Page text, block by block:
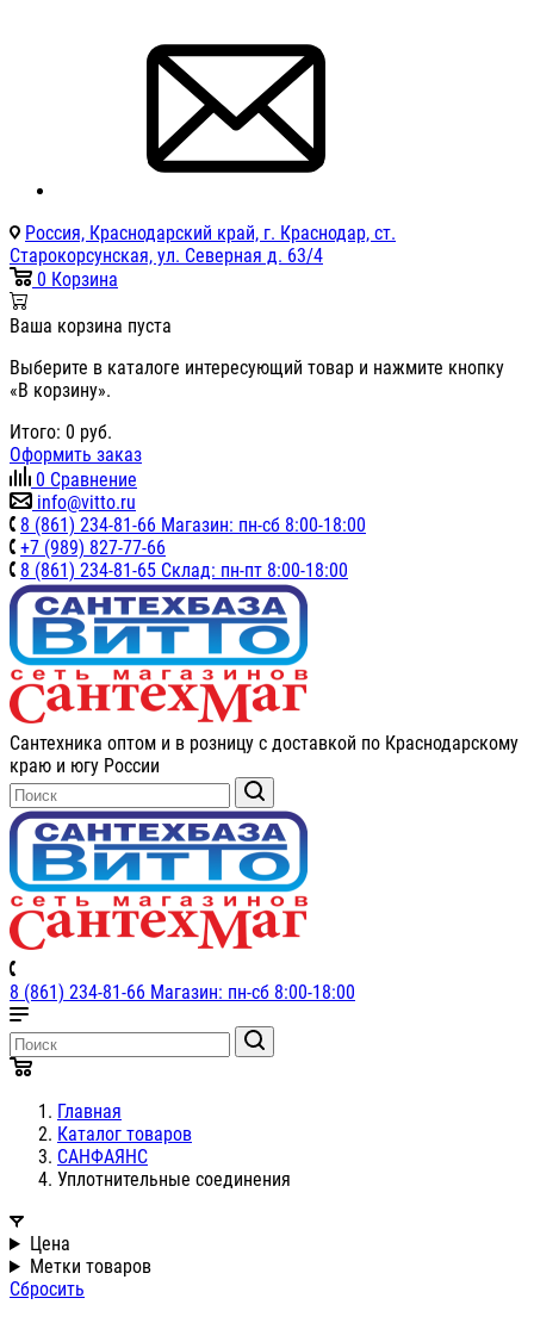
Россия, Краснодарский край, г. Краснодар, ст.
Старокорсунская, ул. Северная д. 63/4
0 Корзина
Ваша корзина пуста
Выберите в каталоге интересующий товар и нажмите кнопку
«В корзину».
Итого: 0 руб.
Оформить заказ
0 Сравнение
info@vitto.ru
8 (861) 234-81-66 Магазин: пн-сб 8:00-18:00
+7 (989) 827-77-66
8 (861) 234-81-65 Склад: пн-пт 8:00-18:00
Сантехника оптом и в розницу с доставкой по Краснодарскому
краю и югу России
8 (861) 234-81-66 Магазин: пн-сб 8:00-18:00
Главная
Каталог товаров
САНФАЯНС
Уплотнительные соединения
Цена
Метки товаров
Сбросить